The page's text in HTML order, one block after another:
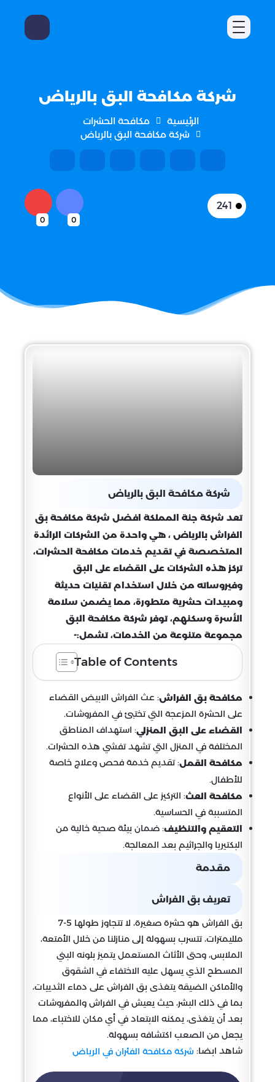
شركة مكافحة البق بالرياض
الرئيسية
مكافحة الحشرات
شركة مكافحة البق بالرياض
241
0
0
شركة مكافحة البق بالرياض
تعد شركة جنة المملكة افضل شركة مكافحة بق
الفراش بالرياض ، هي واحدة من الشركات الرائدة
المتخصصة في تقديم خدمات مكافحة الحشرات،
تركز هذه الشركات على القضاء على البق
وفيروساته من خلال استخدام تقنيات حديثة
ومبيدات حشرية متطورة، مما يضمن سلامة
الأسرة وسكنهم، توفر شركة مكافحة البق
مجموعة متنوعة من الخدمات، تشمل:-
Table of Contents
مكافحة بق الفراش: عث الفراش الابيض القضاء
على الحشرة المزعجة التي تختبئ في المفروشات.
القضاء على البق المنزلي: استهداف المناطق
المختلفة في المنزل التي تشهد تفشي هذه الحشرات.
مكافحة القمل: تقديم خدمة فحص وعلاج خاصة
للأطفال.
مكافحة العث: التركيز على القضاء على الأنواع
المتسببة في الحساسية.
التعقيم والتنظيف: ضمان بيئة صحية خالية من
البكتيريا والجراثيم بعد المعالجة.
مقدمة
تعريف بق الفراش
بق الفراش هو حشرة صغيرة، لا تتجاوز طولها 5-7
ملليمترات، تتسرب بسهولة إلى منازلنا من خلال الأمتعة،
الملابس، وحتى الأثاث المستعمل يتميز بلونه البني
المسطح الذي يسهل عليه الاختفاء في الشقوق
والأماكن الضيقة يتغذى بق الفراش على دماء الثدييات،
بما في ذلك البشر، حيث يعيش في الفراش والمفروشات
بعد أن يتغذى، يمكنه الابتعاد في أي مكان للاختباء، مما
يجعل من الصعب اكتشافه بسهولة.
شاهد ابضا: شركة مكافحة الفئران في الرياض